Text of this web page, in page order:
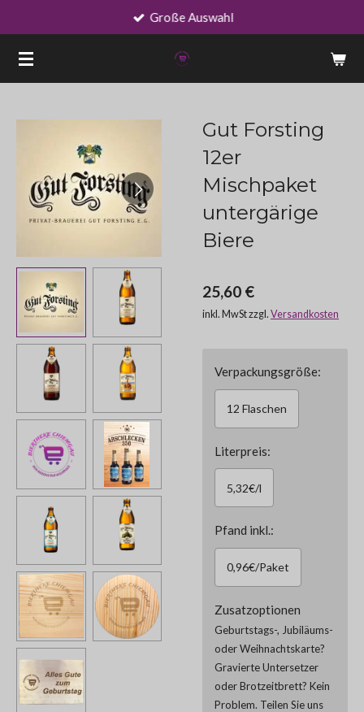
springen
Große Auswahl
Gut Forsting
12er
Mischpaket
untergärige
Biere
25,60 €
inkl. MwSt zzgl. Versandkosten
Verpackungsgröße:
12 Flaschen
Literpreis:
5,32€/l
Pfand inkl.:
0,96€/Paket
Zusatzoptionen
Geburtstags-, Jubiläums-
oder Weihnachtskarte?
Gravierte Untersetzer
oder Brotzeitbrett? Kein
Problem. Teilen Sie uns